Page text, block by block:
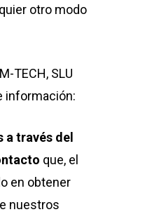
otro modo
TECH, SLU
información:
través del
que, el
en obtener
nuestros